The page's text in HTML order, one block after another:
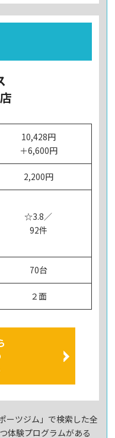
10,428円
＋6,600円
2,200円
☆3.8／
92件
70台
２面
ツジム」で検索した全
体験プログラムがある